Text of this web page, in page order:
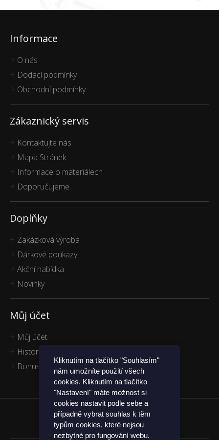
Informace
O nás
Dodací podmínky
Obchodní podmínky
Zákaznický servis
Kontaktujte nás
Mapa Stránek
Informace o materiálech
Doporučujeme
Doplňky
Zakázková výroba
Dárkové poukazy
Akční nabídka
Novinky
Můj účet
Můj účet
Historie objednávek
Bonus program
Funkčníponožky.cz
Kliknutím na tlačítko "Souhlasím"
nám umožníte použití všech
cookies. Kliknutím na tlačítko
"Nastavení" máte možnost si
cookies nastavit podle sebe a
případně vybrat souhlas k těm
typům cookies, které nejsou
nezbytné pro fungování webu.